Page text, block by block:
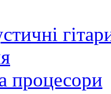
процесори